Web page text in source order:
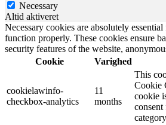
Necessary
Altid aktiveret
Necessary cookies are absolutely
function properly. These cookies ensure
security features of the website,
Cookie
Varighed
cookielawinfo-
checkbox-analytics
11
months
This
Cookie
cookie